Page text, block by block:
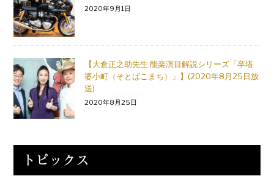
2020年9月1日
【大倉正之助先生 能楽演目解説シリーズ「卒塔
婆小町（そとばこまち）」】(2020年8月25日放
送)
2020年8月25日